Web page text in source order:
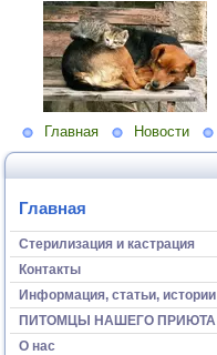
Главная Новости
Главная
Стерилизация и кастрация
Контакты
Информация, статьи, истории
ПИТОМЦЫ НАШЕГО ПРИЮТА
О нас